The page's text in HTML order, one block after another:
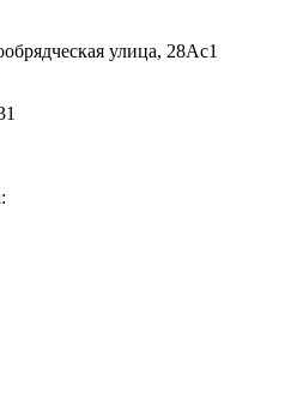
улица, 28Ас1